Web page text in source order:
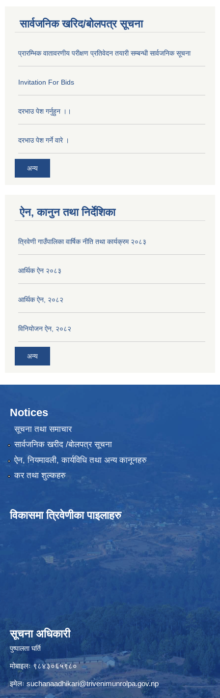
सार्वजनिक खरिद/बोलपत्र सूचना
प्रारम्भिक वातावरणीय परीक्षण प्रतिवेदन तयारी सम्बन्धी सार्वजनिक सूचना
Invitation For Bids
दरभाउ पेश गर्नुहुन ।।
दरभाउ पेश गर्ने वारे ।
अन्य
ऐन, कानुन तथा निर्देशिका
त्रिवेणी गाउँपालिका वार्षिक नीति तथा कार्यक्रम २०८३
आर्थिक ऐन २०८३
आर्थिक ऐन, २०८२
विनियोजन ऐन, २०८२
अन्य
Notices
सूचना तथा समाचार
सार्वजनिक खरीद /बोलपत्र सूचना
ऐन, नियमावली, कार्यविधि तथा अन्य कानूनहरु
कर तथा शुल्कहरु
विकासमा त्रिवेणीका पाइलाहरु
सूचना अधिकारी
पुष्पालता घर्ति
मोबाइलः ९८४३०६५९८०
इमेलःsuchanaadhikari@trivenimunrolpa.gov.np